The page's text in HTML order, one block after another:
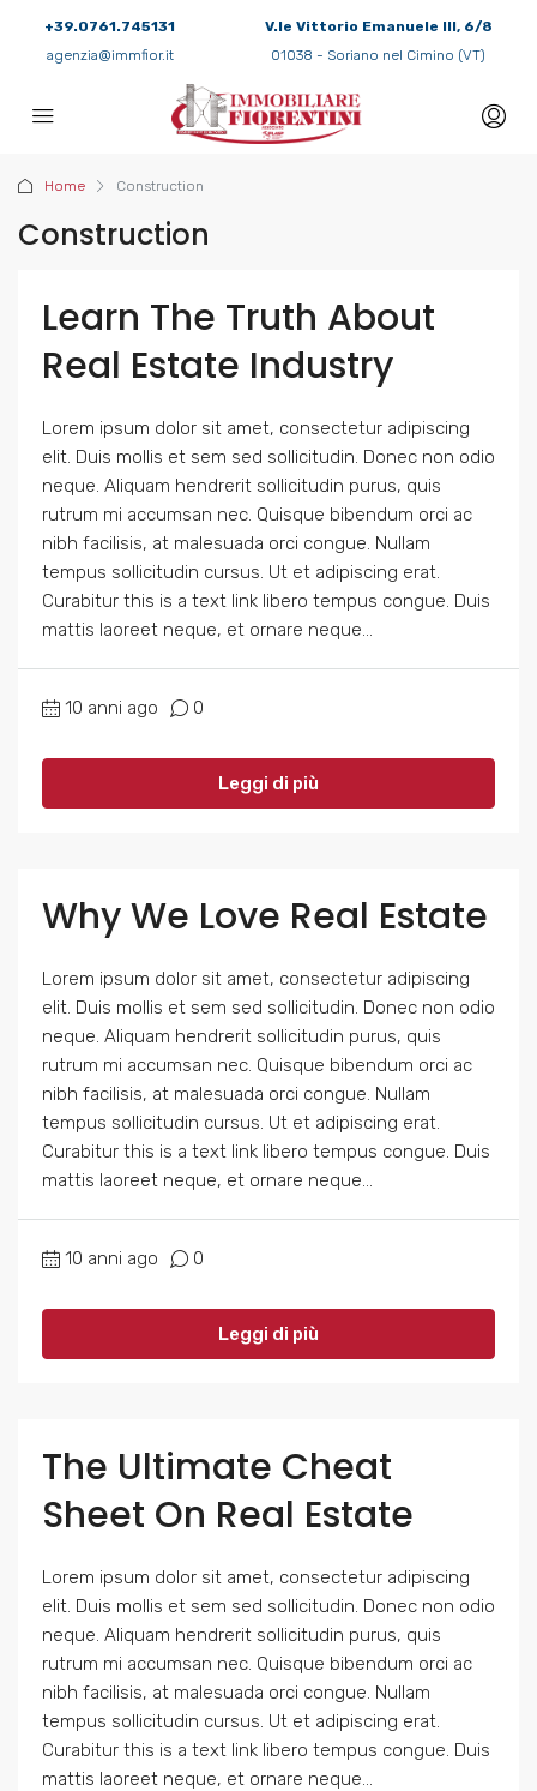
+39.0761.745131
agenzia@immfior.it
V.le Vittorio Emanuele III, 6/8
01038 - Soriano nel Cimino (VT)
Home Construction
Construction
Learn The Truth About
Real Estate Industry
Lorem ipsum dolor sit amet, consectetur adipiscing
elit. Duis mollis et sem sed sollicitudin. Donec non odio
neque. Aliquam hendrerit sollicitudin purus, quis
rutrum mi accumsan nec. Quisque bibendum orci ac
nibh facilisis, at malesuada orci congue. Nullam
tempus sollicitudin cursus. Ut et adipiscing erat.
Curabitur this is a text link libero tempus congue. Duis
mattis laoreet neque, et ornare neque...
10 anni ago 0
Leggi di più
Why We Love Real Estate
Lorem ipsum dolor sit amet, consectetur adipiscing
elit. Duis mollis et sem sed sollicitudin. Donec non odio
neque. Aliquam hendrerit sollicitudin purus, quis
rutrum mi accumsan nec. Quisque bibendum orci ac
nibh facilisis, at malesuada orci congue. Nullam
tempus sollicitudin cursus. Ut et adipiscing erat.
Curabitur this is a text link libero tempus congue. Duis
mattis laoreet neque, et ornare neque...
10 anni ago 0
Leggi di più
The Ultimate Cheat
Sheet On Real Estate
Lorem ipsum dolor sit amet, consectetur adipiscing
elit. Duis mollis et sem sed sollicitudin. Donec non odio
neque. Aliquam hendrerit sollicitudin purus, quis
rutrum mi accumsan nec. Quisque bibendum orci ac
nibh facilisis, at malesuada orci congue. Nullam
tempus sollicitudin cursus. Ut et adipiscing erat.
Curabitur this is a text link libero tempus congue. Duis
mattis laoreet neque, et ornare neque...